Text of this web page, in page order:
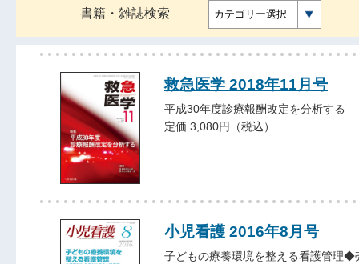
書籍・雑誌検索 カテゴリー選択
救急医学 2018年11月号
平成30年度診療報酬改定を分析する
定価 3,080円（税込）
小児看護 2016年8月号
子どもの療養環境を整える看護管理